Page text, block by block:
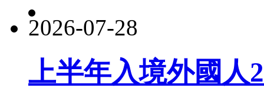
2026-07-28
上半年入境外國人